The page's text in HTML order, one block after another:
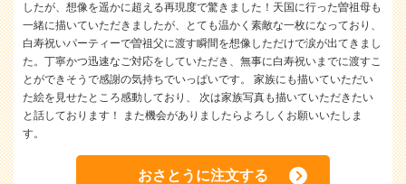
したが、想像を遥かに超える再現度で驚きました！天国に行った曽祖母も
一緒に描いていただきましたが、とても温かく素敵な一枚になっており、
白寿祝いパーティーで曽祖父に渡す瞬間を想像しただけで涙が出てきまし
た。丁寧かつ迅速なご対応をしていただき、無事に白寿祝いまでに渡すこ
とができそうで感謝の気持ちでいっぱいです。 家族にも描いていただい
た絵を見せたところ感動しており、 次は家族写真も描いていただきたい
と話しております！ また機会がありましたらよろしくお願いいたしま
す。
おさとうに注文する